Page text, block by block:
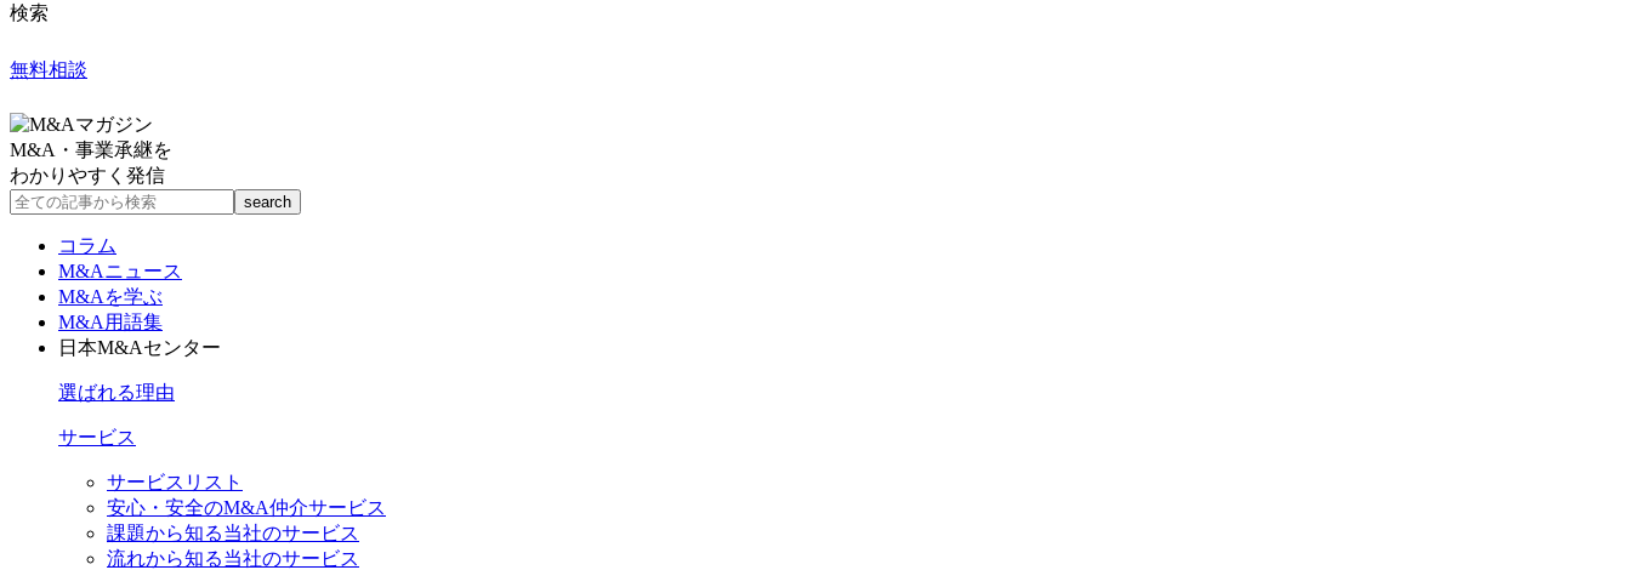
検索
無料相談
M&A・事業承継を
わかりやすく発信
コラム
M&Aニュース
M&Aを学ぶ
M&A用語集
日本M&Aセンター
選ばれる理由
サービス
サービスリスト
安心・安全のM&A仲介サービス
課題から知る当社のサービス
流れから知る当社のサービス